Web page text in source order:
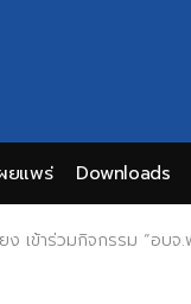
ยแพร่ Downloads
ร่วมกิจกรรม “อบจ.พบประชา